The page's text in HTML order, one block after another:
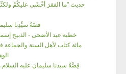
قصّةُ سيِّدِنا
خطبة عيد الأضحى - الذبيح
مائة كتاب لأهل السنة
قِصَّةُ سيدنا سليمان عليه السلام